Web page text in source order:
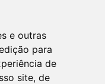
e outras
para
de
site, de